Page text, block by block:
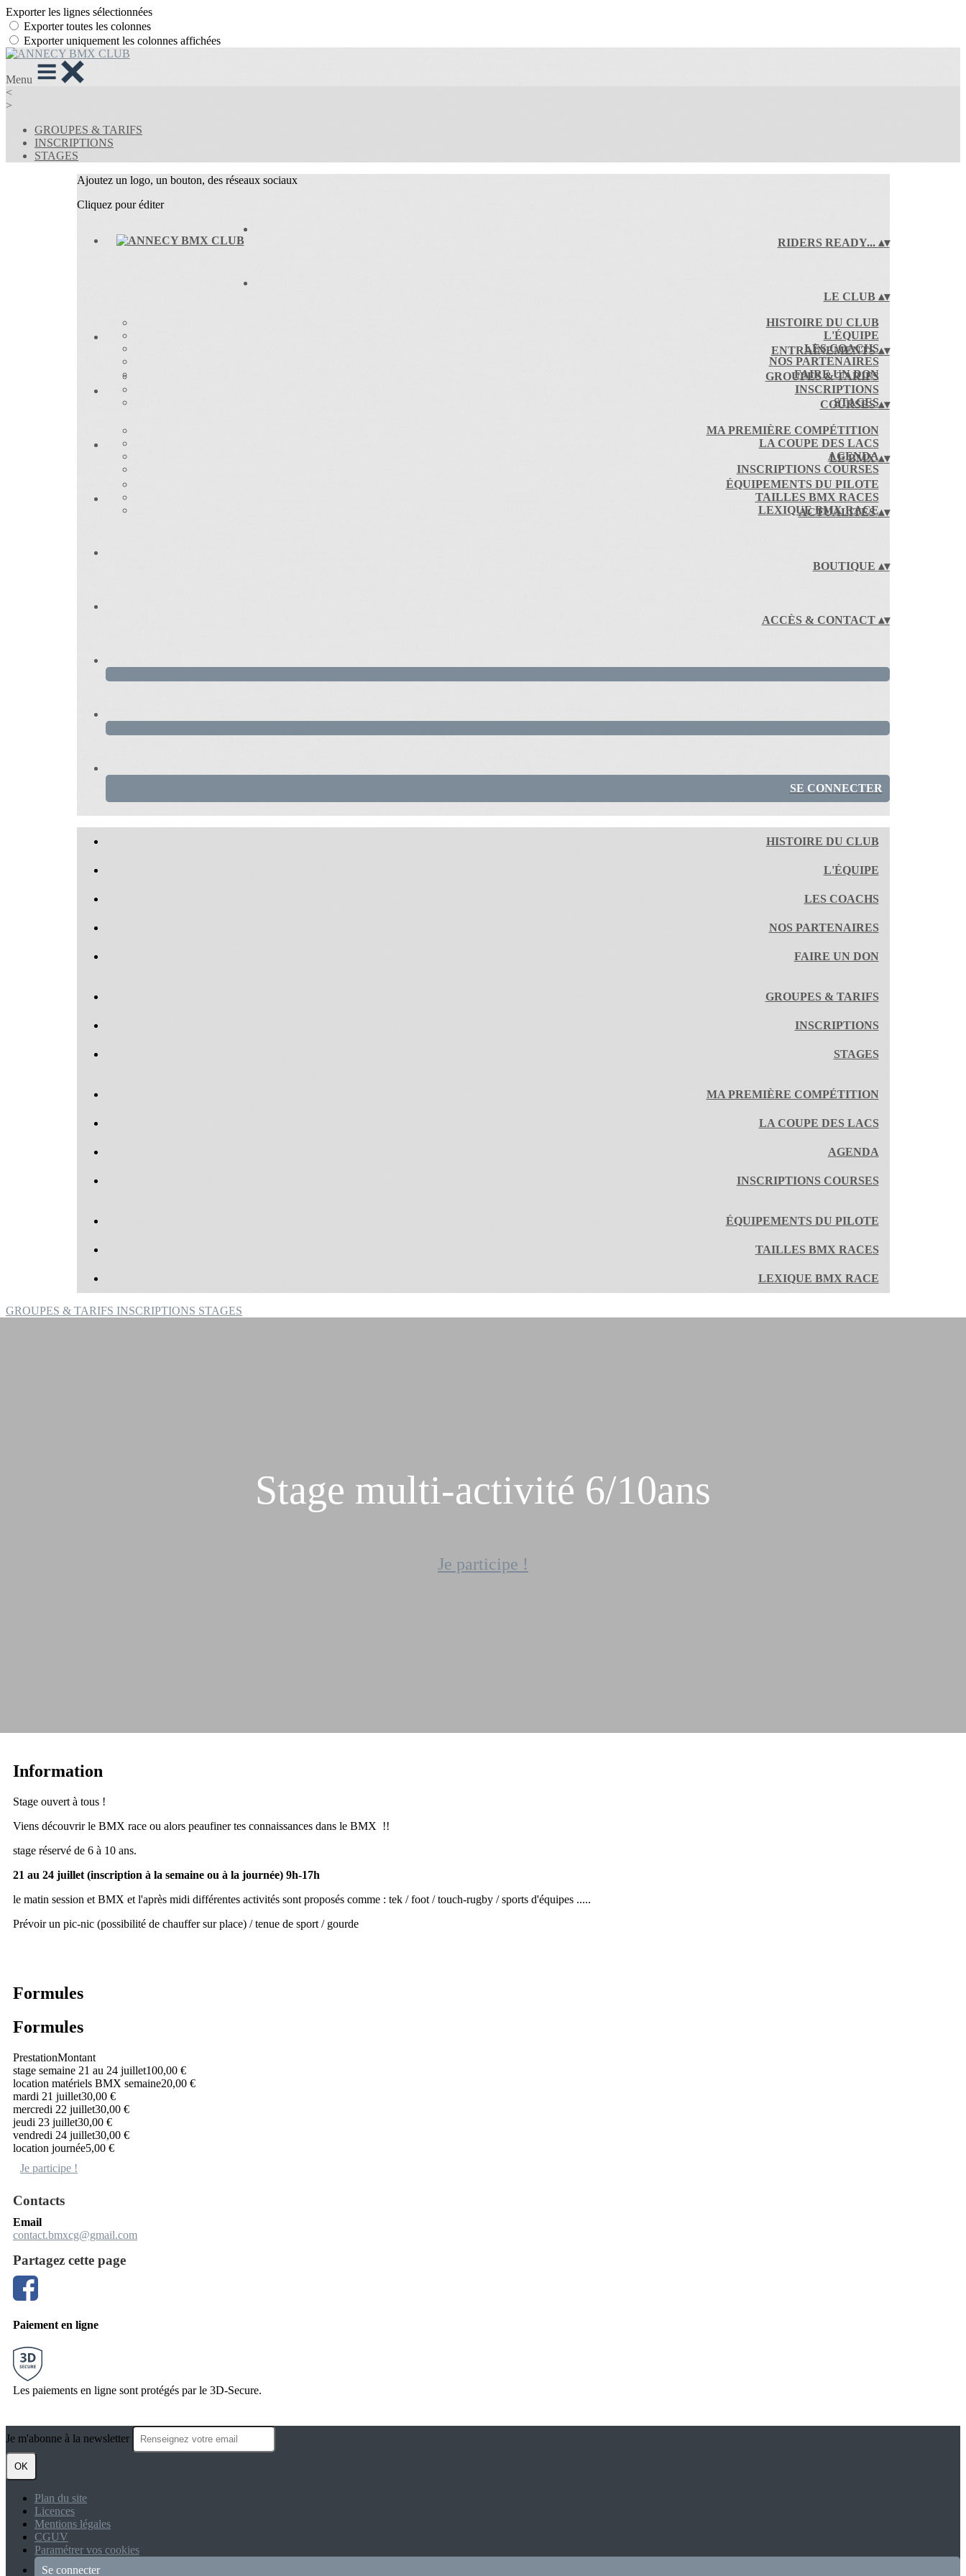
Exporter les lignes sélectionnées
Exporter toutes les colonnes
Exporter uniquement les colonnes affichées
Menu
<
>
GROUPES & TARIFS
INSCRIPTIONS
STAGES
Ajoutez un logo, un bouton, des réseaux sociaux
Cliquez pour éditer
RIDERS READY... ▴▾
LE CLUB ▴▾
HISTOIRE DU CLUB
L'ÉQUIPE
LES COACHS
NOS PARTENAIRES
FAIRE UN DON
ENTRAÎNEMENTS▴▾
GROUPES & TARIFS
INSCRIPTIONS
STAGES
COURSES▴▾
MA PREMIÈRE COMPÉTITION
LA COUPE DES LACS
AGENDA
INSCRIPTIONS COURSES
LE BMX▴▾
ÉQUIPEMENTS DU PILOTE
TAILLES BMX RACES
LEXIQUE BMX RACE
ACTUALITÉS▴▾
BOUTIQUE ▴▾
ACCÈS & CONTACT ▴▾
SE CONNECTER
HISTOIRE DU CLUB
L'ÉQUIPE
LES COACHS
NOS PARTENAIRES
FAIRE UN DON
GROUPES & TARIFS
INSCRIPTIONS
STAGES
MA PREMIÈRE COMPÉTITION
LA COUPE DES LACS
AGENDA
INSCRIPTIONS COURSES
ÉQUIPEMENTS DU PILOTE
TAILLES BMX RACES
LEXIQUE BMX RACE
GROUPES & TARIFS INSCRIPTIONS STAGES
Stage multi-activité 6/10ans
Je participe !
Information
Stage ouvert à tous !
Viens découvrir le BMX race ou alors peaufiner tes connaissances dans le BMX !!
stage réservé de 6 à 10 ans.
21 au 24 juillet (inscription à la semaine ou à la journée) 9h-17h
le matin session et BMX et l'après midi différentes activités sont proposés comme : tek / foot / touch-rugby / sports d'équipes .....
Prévoir un pic-nic (possibilité de chauffer sur place) / tenue de sport / gourde
Formules
Formules
PrestationMontant
stage semaine 21 au 24 juillet100,00 €
location matériels BMX semaine20,00 €
mardi 21 juillet30,00 €
mercredi 22 juillet30,00 €
jeudi 23 juillet30,00 €
vendredi 24 juillet30,00 €
location journée5,00 €
Je participe !
Contacts
Email
contact.bmxcg@gmail.com
Partagez cette page
Paiement en ligne
Les paiements en ligne sont protégés par le 3D-Secure.
Je m'abonne à la newsletter
OK
Plan du site
Licences
Mentions légales
CGUV
Paramétrer vos cookies
Se connecter